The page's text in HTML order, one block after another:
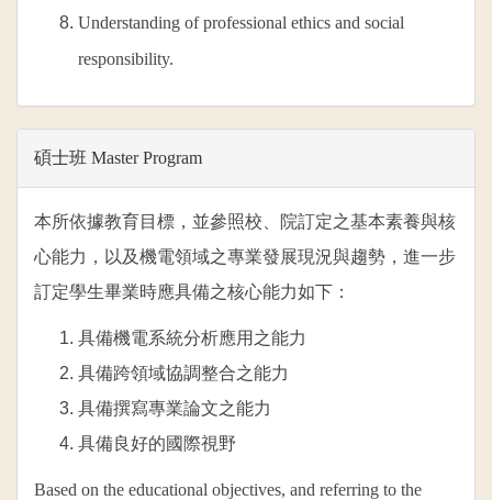
Understanding of professional ethics and social
responsibility.
碩士班 Master Program
本所依據教育目標，並參照校、院訂定之基本素養與核
心能力，以及機電領域之專業發展現況與趨勢，進一步
訂定學生畢業時應具備之核心能力如下：
具備機電系統分析應用之能力
具備跨領域協調整合之能力
具備撰寫專業論文之能力
具備良好的國際視野
Based on the educational objectives, and referring to the